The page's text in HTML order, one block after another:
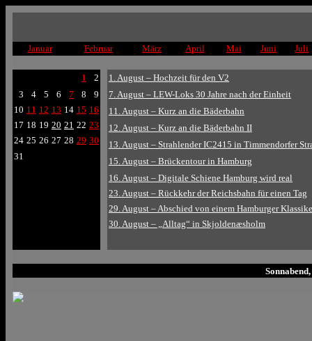
Januar Februar März April Mai Juni Juli
1
2
3
4 5 6 7 8
9
10 11 12 13 14 15 16
17 18 19 20 21 22 23
24 25 26 27 28 29 30
31
1. August – Hochzeit für den V2
7. August – LEW-Loks 30 Jahre nach der Einheit
11. August – Kurz an die Bäderbahn
12. August – Kurz an die Bäderbahn II
13. August – Strahlender IC2415 in Timmendorfer
15. August – Brückentour in Hamburg
16. August – Digitale Schiene Hamburg wird real
23. August – Rückkehr der Reichsbahn für einen Tag
29. August – Abschied von einem Hamburger
30. August – „Alltag“ in Skjoldenæsholm